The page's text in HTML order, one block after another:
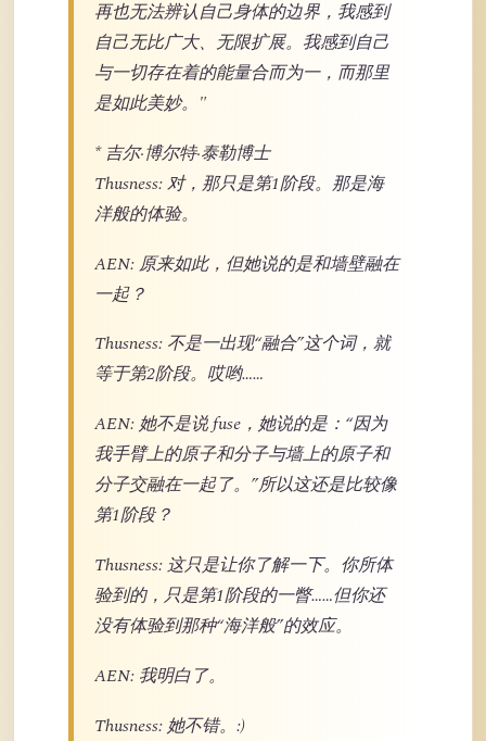
再也无法辨认自己身体的边界，我感到
自己无比广大、无限扩展。我感到自己
与一切存在着的能量合而为一，而那里
是如此美妙。"
* 吉尔·博尔特·泰勒博士
Thusness: 对，那只是第1阶段。那是海
洋般的体验。
AEN: 原来如此，但她说的是和墙壁融在
一起？
Thusness: 不是一出现“融合”这个词，就
等于第2阶段。哎哟……
AEN: 她不是说 fuse，她说的是：“因为
我手臂上的原子和分子与墙上的原子和
分子交融在一起了。”所以这还是比较像
第1阶段？
Thusness: 这只是让你了解一下。你所体
验到的，只是第1阶段的一瞥……但你还
没有体验到那种“海洋般”的效应。
AEN: 我明白了。
Thusness: 她不错。:)